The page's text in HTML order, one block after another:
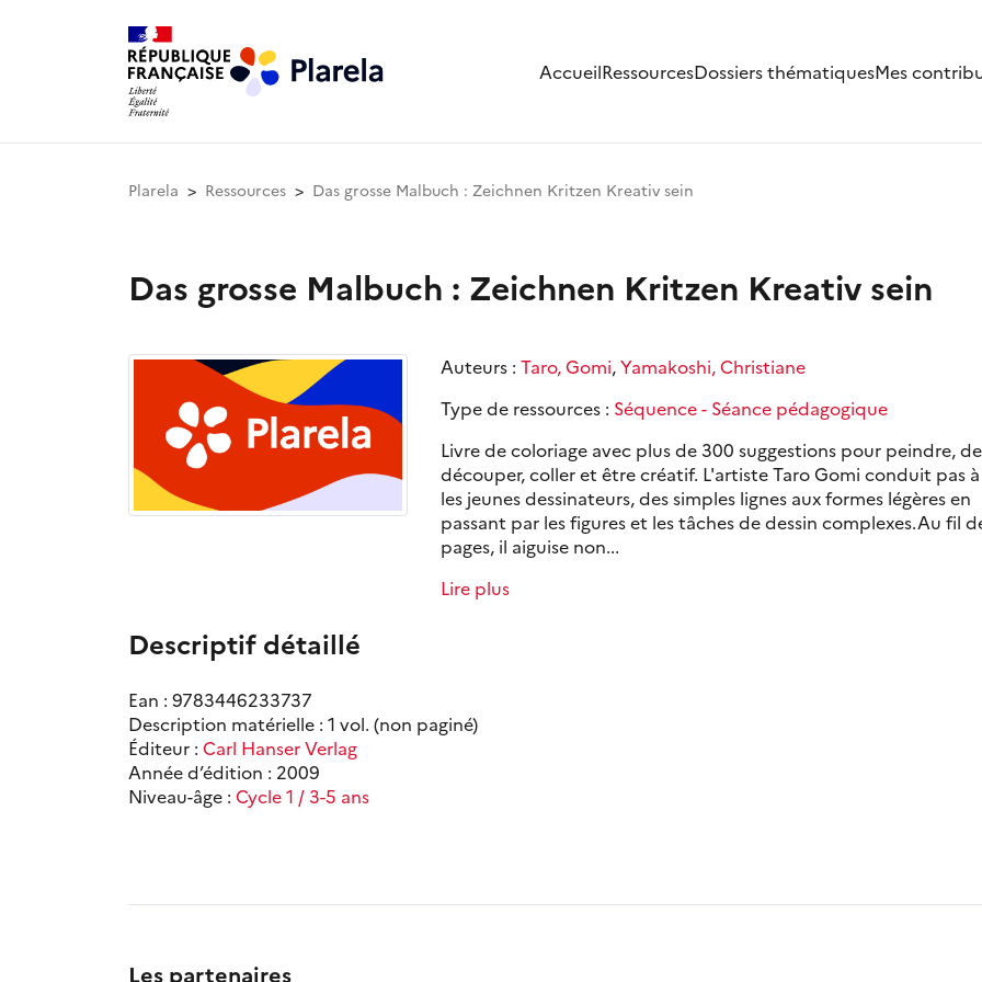
AccueilRessourcesDossiers thématiquesMes
Plarela Ressources Das grosse Malbuch : Zeichnen Kritzen Kreativ sein
Das grosse Malbuch : Zeichnen Kritzen Kreativ sein
Auteurs : Taro, Gomi,Yamakoshi, Christiane
Type de ressources : Séquence - Séance pédagogique
Livre de coloriage avec plus de 300 suggestions pour peindre,
découper, coller et être créatif. L'artiste Taro Gomi conduit pas
les jeunes dessinateurs, des simples lignes aux formes légères en
passant par les figures et les tâches de dessin complexes.Au fil
pages, il aiguise non...
Lire plus
Descriptif détaillé
Ean : 9783446233737
Description matérielle : 1 vol. (non paginé)
Éditeur : Carl Hanser Verlag
Année d’édition : 2009
Niveau-âge : Cycle 1 / 3-5 ans
Les partenaires